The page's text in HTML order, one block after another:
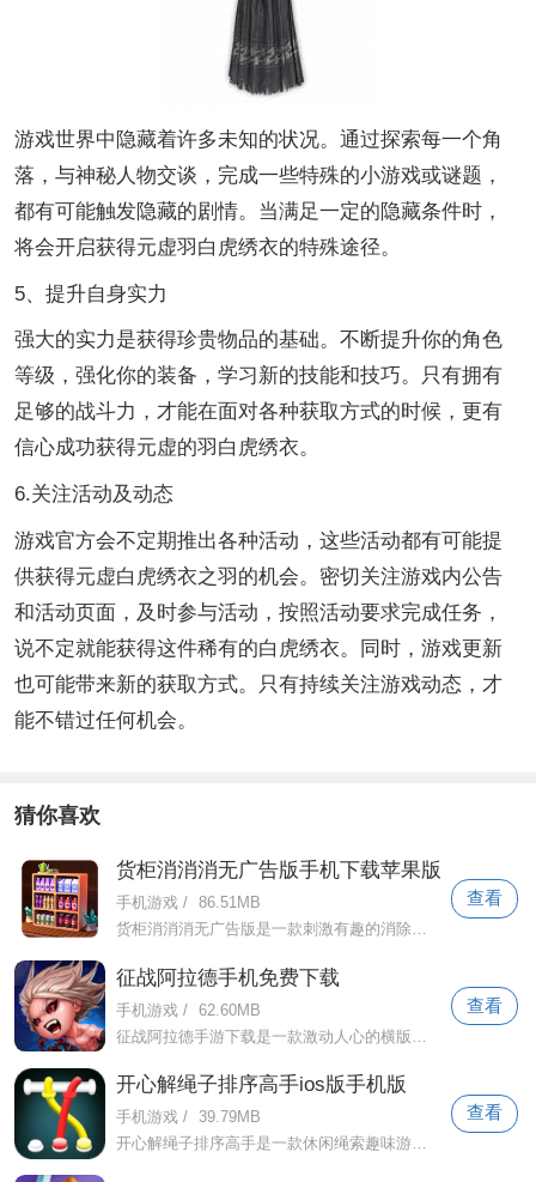
游戏世界中隐藏着许多未知的状况。通过探索每一个角
落，与神秘人物交谈，完成一些特殊的小游戏或谜题，
都有可能触发隐藏的剧情。当满足一定的隐藏条件时，
将会开启获得元虚羽白虎绣衣的特殊途径。
5、提升自身实力
强大的实力是获得珍贵物品的基础。不断提升你的角色
等级，强化你的装备，学习新的技能和技巧。只有拥有
足够的战斗力，才能在面对各种获取方式的时候，更有
信心成功获得元虚的羽白虎绣衣。
6.关注活动及动态
游戏官方会不定期推出各种活动，这些活动都有可能提
供获得元虚白虎绣衣之羽的机会。密切关注游戏内公告
和活动页面，及时参与活动，按照活动要求完成任务，
说不定就能获得这件稀有的白虎绣衣。同时，游戏更新
也可能带来新的获取方式。只有持续关注游戏动态，才
能不错过任何机会。
猜你喜欢
货柜消消消无广告版手机下载苹果版
手机游戏 / 86.51MB
货柜消消消无广告版是一款刺激有趣的消除游戏。游戏中，玩家需要通过消除相同颜色的容器来获得高分。玩法简单易懂，但需要玩家灵活运用策略
查看
征战阿拉德手机免费下载
手机游戏 / 62.60MB
查看
开心解绳子排序高手ios版手机版
手机游戏 /
39.79MB
开心解绳子排序高手是一款休闲绳索趣味游戏。灯光、音乐都很到位，给你带来无尽的乐趣。玩法新颖，各类音乐十分精彩，团体氛围活跃。在快乐
查看